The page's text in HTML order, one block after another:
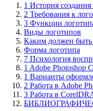
1 История
2 Требования к
3 Функции
Виды логотипов
Каким должен быть
Форма логотипа
7 Психология
1 Adobe Photoshop
1 Варианты
2 Работа в Adobe
3 Работа в